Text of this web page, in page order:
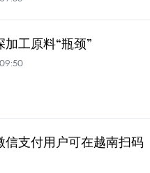
工原料“瓶颈”
信支付用户可在越南扫码